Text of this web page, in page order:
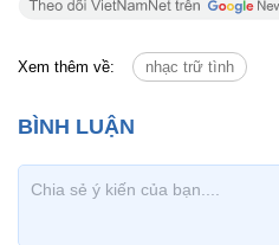
Xem thêm về: nhạc trữ tình